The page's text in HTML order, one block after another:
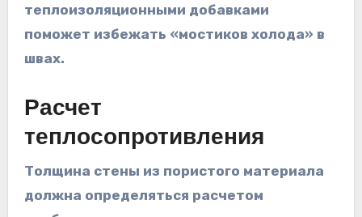
теплоизоляционными добавками
поможет избежать «мостиков холода» в
швах.
Расчет
теплосопротивления
Толщина стены из пористого материала
должна определяться расчетом